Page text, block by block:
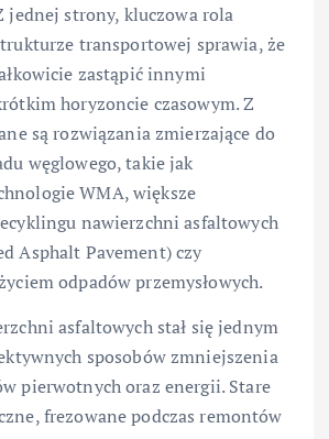
jednej strony, kluczowa rola
transportowej sprawia, że
zastąpić innymi
horyzoncie czasowym. Z
są rozwiązania zmierzające do
węglowego, takie jak
WMA, większe
nawierzchni asfaltowych
Asphalt Pavement) czy
odpadów przemysłowych.
asfaltowych stał się jednym
sposobów zmniejszenia
pierwotnych oraz energii. Stare
frezowane podczas remontów